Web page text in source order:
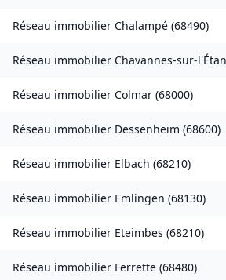
Réseau immobilier Chalampé (68490)
Réseau immobilier Chavannes-sur-
Réseau immobilier Colmar (68000)
Réseau immobilier Dessenheim (68600)
Réseau immobilier Elbach (68210)
Réseau immobilier Emlingen (68130)
Réseau immobilier Eteimbes (68210)
Réseau immobilier Ferrette (68480)